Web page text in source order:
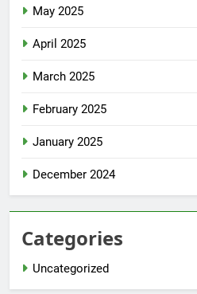
May 2025
April 2025
March 2025
February 2025
January 2025
December 2024
Categories
Uncategorized